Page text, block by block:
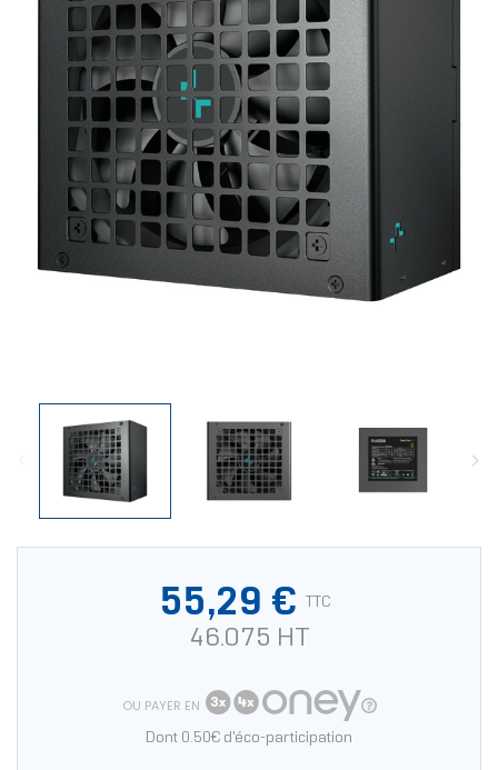
55,29 € TTC
46.075 HT
OU PAYER EN
Dont 0.50€ d'éco-participation